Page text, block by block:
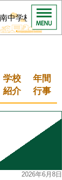
中学校
学校
紹介
年間
行事
2026年6月8日